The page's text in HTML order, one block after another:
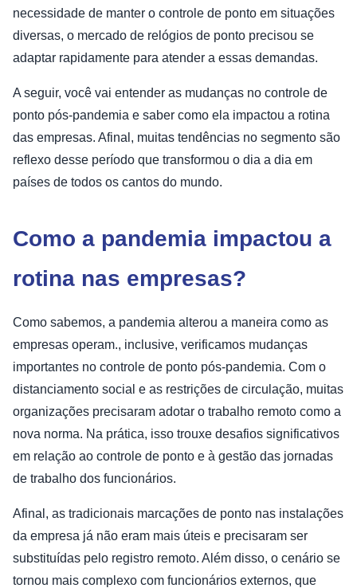
necessidade de manter o controle de ponto em situações
diversas, o mercado de relógios de ponto precisou se
adaptar rapidamente para atender a essas demandas.
A seguir, você vai entender as mudanças no controle de
ponto pós-pandemia e saber como ela impactou a rotina
das empresas. Afinal, muitas tendências no segmento são
reflexo desse período que transformou o dia a dia em
países de todos os cantos do mundo.
Como a pandemia impactou a
rotina nas empresas?
Como sabemos, a pandemia alterou a maneira como as
empresas operam., inclusive, verificamos mudanças
importantes no controle de ponto pós-pandemia. Com o
distanciamento social e as restrições de circulação, muitas
organizações precisaram adotar o trabalho remoto como a
nova norma. Na prática, isso trouxe desafios significativos
em relação ao controle de ponto e à gestão das jornadas
de trabalho dos funcionários.
Afinal, as tradicionais marcações de ponto nas instalações
da empresa já não eram mais úteis e precisaram ser
substituídas pelo registro remoto. Além disso, o cenário se
tornou mais complexo com funcionários externos, que